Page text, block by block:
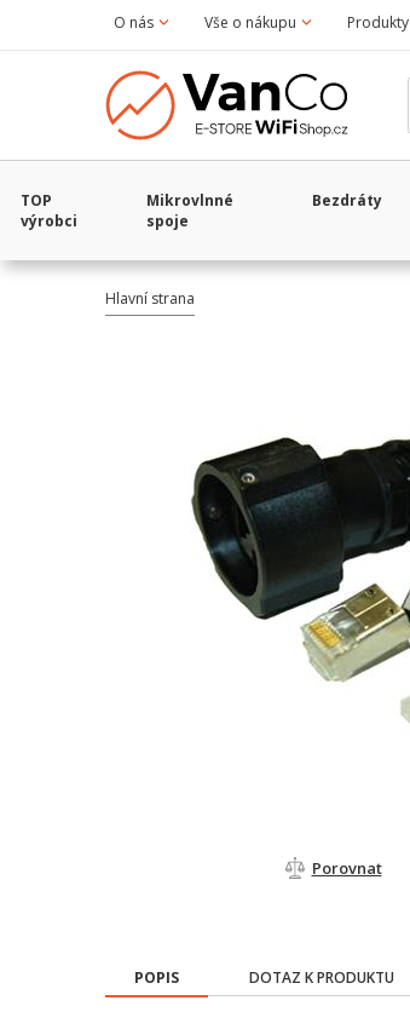
O nás Vše o nákupu Produkty
TOP
výrobci
Mikrovlnné
spoje
Bezdráty
Hlavní strana
Porovnat
POPIS DOTAZ K PRODUKTU